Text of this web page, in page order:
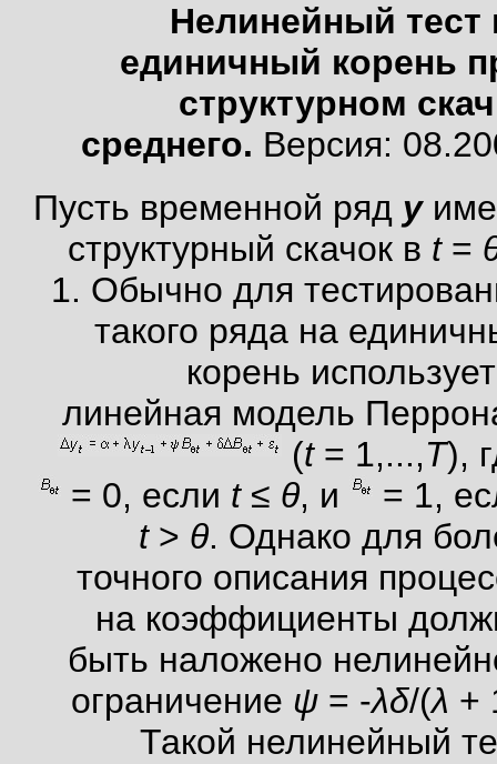
Нелинейный тест
единичный корень
структурном
среднего. Версия:
Пусть временной ряд y
структурный скачок в t=
1. Обычно для
такого ряда на
корень
линейная модель
(t= 1,...,T),
= 0, если t≤ θ, и
= 1,
t> θ. Однако для
точного описания
на коэффициенты
быть наложено
ограничение ψ = -λδ/(λ +
Такой нелинейный